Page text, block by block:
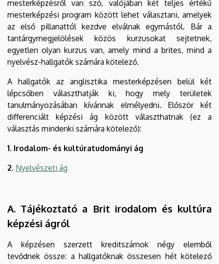
mesterképzésről van szó, valójában két teljes értékű
mesterképzési program között lehet választani, amelyek
az első pillanattól kezdve elválnak egymástól. Bár a
tantárgymegjelölések közös kurzusokat sejtetnek,
egyetlen olyan kurzus van, amely mind a brites, mind a
nyelvész-hallgatók számára kötelező.
A hallgatók az anglisztika mesterképzésen belül két
lépcsőben választhatják ki, hogy mely területek
tanulmányozásában kívánnak elmélyedni. Először két
differenciált képzési ág között választhatnak (ez a
választás mindenki számára kötelező):
1. Irodalom- és kultúratudományi ág
2. Nyelvészeti ág
A. Tájékoztató a Brit irodalom és kultúra
képzési ágról
A képzésen szerzett kreditszámok négy elemből
tevődnek össze: a hallgatóknak összesen hét kötelező